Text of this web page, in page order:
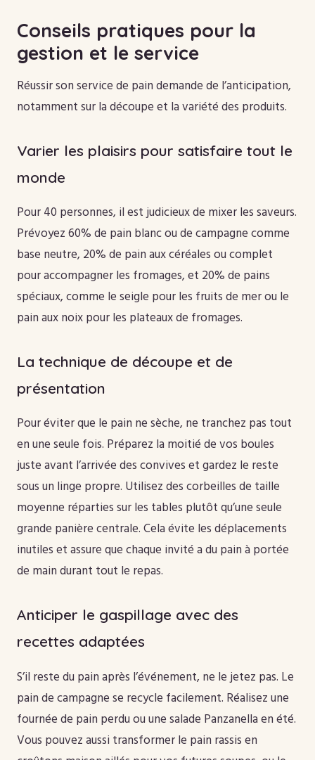
Conseils pratiques pour la
gestion et le service
Réussir son service de pain demande de l’anticipation,
notamment sur la découpe et la variété des produits.
Varier les plaisirs pour satisfaire tout le
monde
Pour 40 personnes, il est judicieux de mixer les saveurs.
Prévoyez 60% de pain blanc ou de campagne comme
base neutre, 20% de pain aux céréales ou complet
pour accompagner les fromages, et 20% de pains
spéciaux, comme le seigle pour les fruits de mer ou le
pain aux noix pour les plateaux de fromages.
La technique de découpe et de
présentation
Pour éviter que le pain ne sèche, ne tranchez pas tout
en une seule fois. Préparez la moitié de vos boules
juste avant l’arrivée des convives et gardez le reste
sous un linge propre. Utilisez des corbeilles de taille
moyenne réparties sur les tables plutôt qu’une seule
grande panière centrale. Cela évite les déplacements
inutiles et assure que chaque invité a du pain à portée
de main durant tout le repas.
Anticiper le gaspillage avec des
recettes adaptées
S’il reste du pain après l’événement, ne le jetez pas. Le
pain de campagne se recycle facilement. Réalisez une
fournée de pain perdu ou une salade Panzanella en été.
Vous pouvez aussi transformer le pain rassis en